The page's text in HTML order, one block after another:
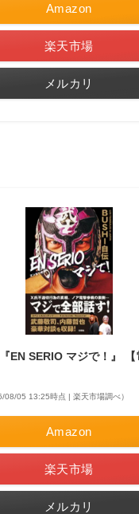
Amazon
楽天市場
メルカリ
EN SERIO マジで！』
08/05 13:25時点 | 楽天市場調べ）
Amazon
楽天市場
メルカリ